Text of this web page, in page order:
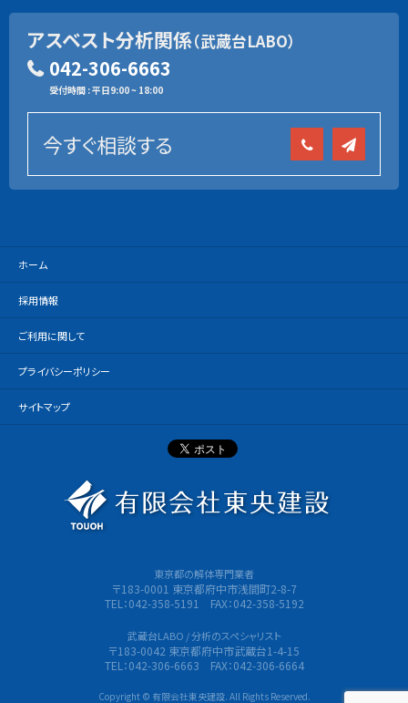
アスベスト分析関係（武蔵台LABO）
042-306-6663
受付時間 : 平日9:00 ~ 18:00
今すぐ相談する
ホーム
採用情報
ご利用に関して
プライバシーポリシー
サイトマップ
東京都の解体専門業者
〒183-0001 東京都府中市浅間町2-8-7
TEL：042-358-5191 FAX：042-358-5192
武蔵台LABO / 分析のスペシャリスト
〒183-0042 東京都府中市武蔵台1-4-15
TEL：042-306-6663 FAX：042-306-6664
Copyright © 有限会社東央建設. All Rights Reserved.